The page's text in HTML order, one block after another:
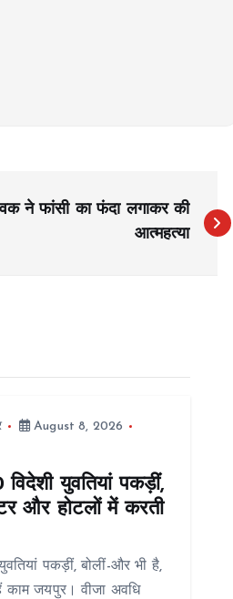
ने फांसी का फंदा लगाकर की
आत्महत्या
August 8, 2026
युवतियां पकड़ीं,
और होटलों में करती
पकड़ीं, बोलीं-और भी है,
काम जयपुर। वीजा अवधि